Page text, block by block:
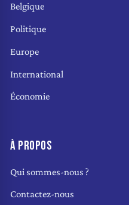
Belgique
Politique
Europe
International
Économie
À PROPOS
Qui sommes-nous ?
Contactez-nous